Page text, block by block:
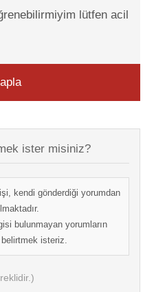
lütfen acil
ister misiniz?
kendi gönderdiği yorumdan
bulunmayan yorumların
belirtmek isteriz.